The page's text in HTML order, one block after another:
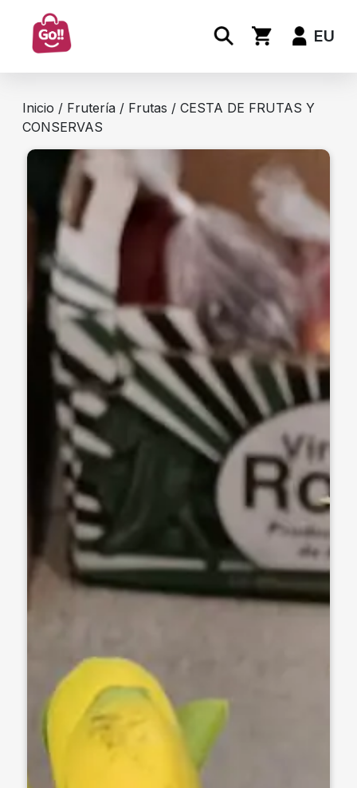
EU
Inicio / Frutería / Frutas / CESTA DE FRUTAS Y
CONSERVAS